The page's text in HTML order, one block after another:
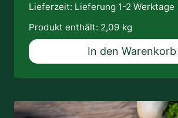
Lieferzeit: Lieferung 1-2 Werktage
Produkt enthält: 2,09 kg
In den Warenkorb